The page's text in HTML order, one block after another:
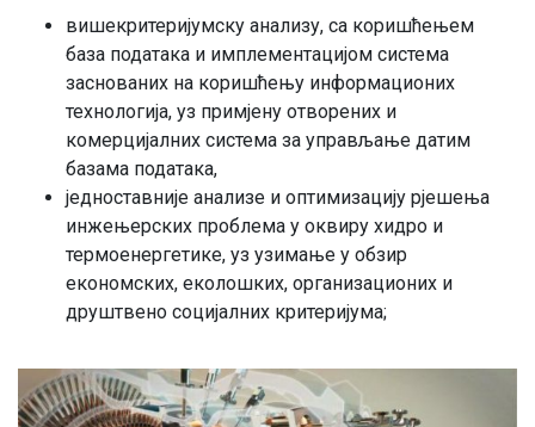
вишекритеријумску анализу, са коришћењем
база података и имплементацијом система
заснованих на коришћењу информационих
технологија, уз примјену отворених и
комерцијалних система за управљање датим
базама података,
једноставније анализе и оптимизацију рјешења
инжењерских проблема у оквиру хидро и
термоенергетике, уз узимање у обзир
економских, еколошких, организационих и
друштвено социјалних критеријума;